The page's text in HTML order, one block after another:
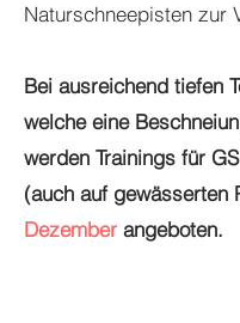
Naturschneepisten zur
Bei ausreichend tiefen
welche eine
werden Trainings für
(auch auf gewässerten
Dezember angeboten.